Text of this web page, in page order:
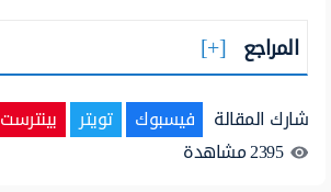
المراجع
شارك المقالة فيسبوك تويتر بينترست
2395مشاهدة